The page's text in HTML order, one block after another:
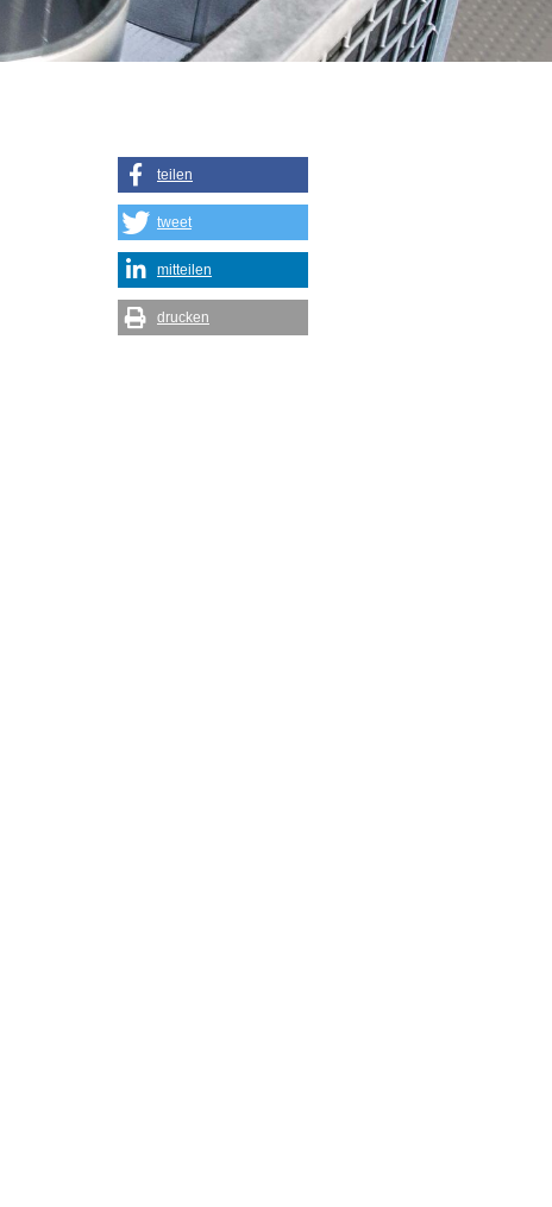
teilen
tweet
mitteilen
drucken